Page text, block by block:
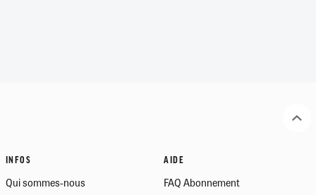
INFOS
Qui sommes-nous
AIDE
FAQ Abonnement